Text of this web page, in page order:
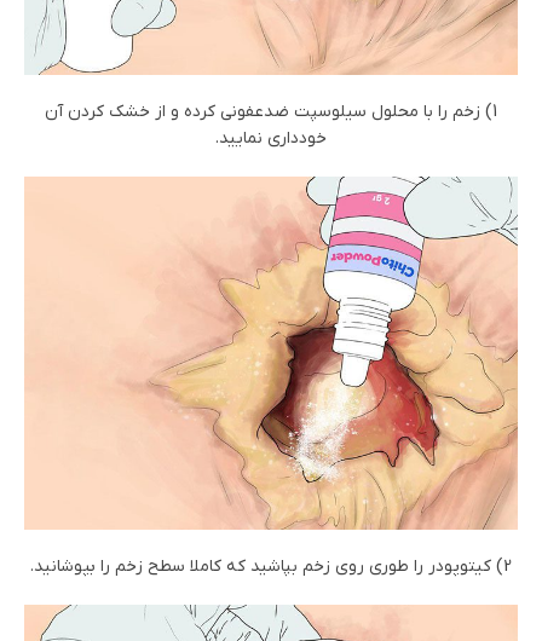
1) زخم را با محلول سیلوسپت ضدعفونی کرده و از خشک کردن آن
خودداری نمایید.
2) کیتوپودر را طوری روی زخم بپاشید که کاملا سطح زخم را بپوشانید.